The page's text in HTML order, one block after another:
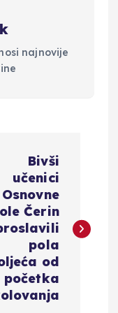
najnovije
Bivši
učenici
Osnovne
Čerin
pola
od
početka